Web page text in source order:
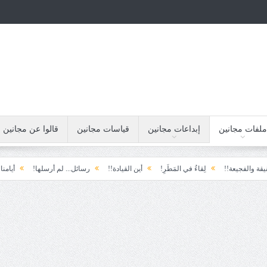
ملفات مجانين إبداعات مجانين قياسات مجانين قالوا عن مجانين
لِقاءُ في المَطَرِ! أين القيادة!! رسائل... لم أرسلها! أيامنا!!